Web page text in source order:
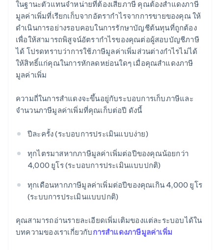
ในฐานะตัวแทนจำหน่ายที่ต้องเสียภาษี คุณต้องสำแดงภาษี
มูลค่าเพิ่มที่เรียกเก็บจากอัตรากำไรจากการขายของคุณ ให้
ดำเนินการอย่างรอบคอบในการรักษาบัญชีต้นทุนที่ถูกต้อง
เพื่อให้สามารถพิสูจน์อัตรากำไรของคุณต่อผู้สอบบัญชีภาษี
ได้ โปรดทราบว่าการใช้ภาษีมูลค่าเพิ่มส่วนต่างกำไรไม่ได้
ให้สิทธิ์แก่คุณในการหักลดหย่อนใดๆ เมื่อคุณสำแดงภาษี
มูลค่าเพิ่ม
ความถี่ในการสำแดงจะขึ้นอยู่กับระบอบการเก็บภาษีและ
จำนวนภาษีมูลค่าเพิ่มที่คุณเก็บต่อปี ดังนี้
ปีละครั้ง (ระบอบการประเมินแบบง่าย)
ทุกไตรมาสหากภาษีมูลค่าเพิ่มต่อปีของคุณน้อยกว่า
4,000 ยูโร (ระบอบการประเมินแบบปกติ)
ทุกเดือนหากภาษีมูลค่าเพิ่มต่อปีของคุณเกิน 4,000 ยูโร
(ระบบการประเมินแบบปกติ)
คุณสามารถอ่านรายละเอียดเพิ่มเติมของแต่ละระบอบได้ใน
บทความของเราเกี่ยวกับการสำแดงภาษีมูลค่าเพิ่ม